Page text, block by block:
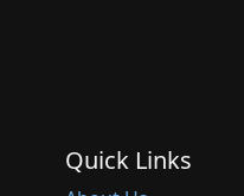
Quick Links